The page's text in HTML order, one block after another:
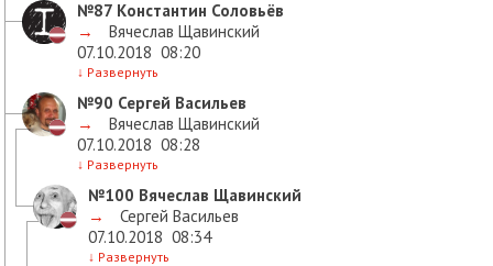
№87 Константин Соловьёв
→
Вячеслав Щавинский
07.10.2018 08:20
↓ Развернуть
№90 Сергей Васильев
→
Вячеслав Щавинский
07.10.2018 08:28
↓ Развернуть
№100 Вячеслав Щавинский
→
Сергей Васильев
07.10.2018 08:34
↓ Развернуть